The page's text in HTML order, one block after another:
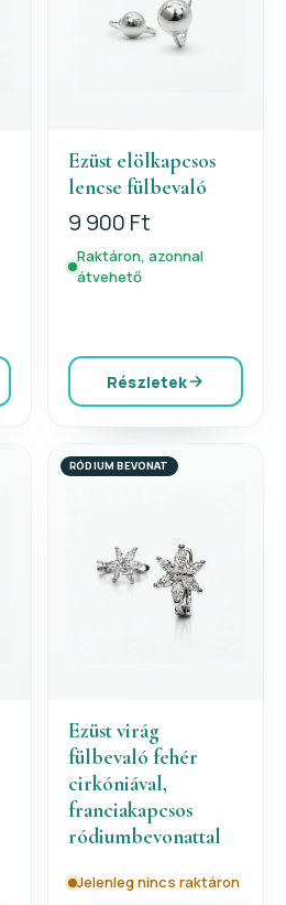
Ezüst elölkapcsos
lencse fülbevaló
9 900 Ft
Raktáron, azonnal
átvehető
Részletek
RÓDIUM BEVONAT
Ezüst virág
fülbevaló fehér
cirkóniával,
franciakapcsos
ródiumbevonattal
Jelenleg nincs raktáron